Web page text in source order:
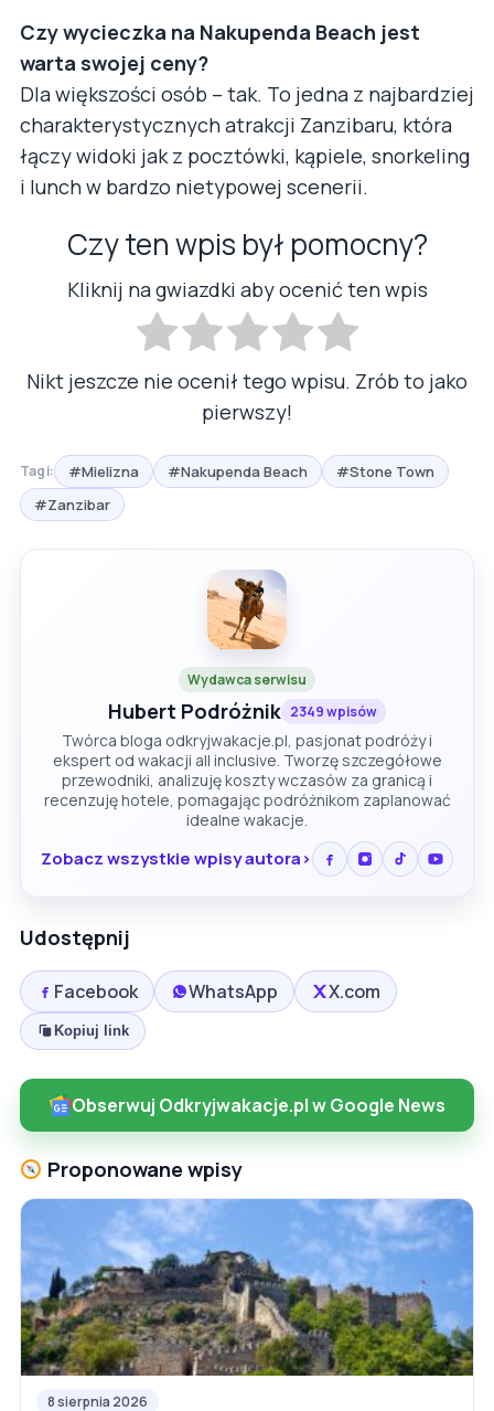
Czy wycieczka na Nakupenda Beach jest
warta swojej ceny?
Dla większości osób – tak. To jedna z najbardziej
charakterystycznych atrakcji Zanzibaru, która
łączy widoki jak z pocztówki, kąpiele, snorkeling
i lunch w bardzo nietypowej scenerii.
Czy ten wpis był pomocny?
Kliknij na gwiazdki aby ocenić ten wpis
Nikt jeszcze nie ocenił tego wpisu. Zrób to jako
pierwszy!
Tagi: #Mielizna #Nakupenda Beach
#Stone Town
#Zanzibar
Wydawca serwisu
Hubert Podróżnik 2349 wpisów
Twórca bloga odkryjwakacje.pl, pasjonat podróży i
ekspert od wakacji all inclusive. Tworzę szczegółowe
przewodniki, analizuję koszty wczasów za granicą i
recenzuję hotele, pomagając podróżnikom zaplanować
idealne wakacje.
Zobacz wszystkie wpisy autora
Udostępnij
Facebook WhatsApp X.com
Kopiuj link
Obserwuj Odkryjwakacje.pl w Google News
Proponowane wpisy
8 sierpnia 2026